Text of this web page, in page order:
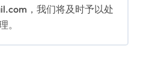
，我们将及时予以处
。